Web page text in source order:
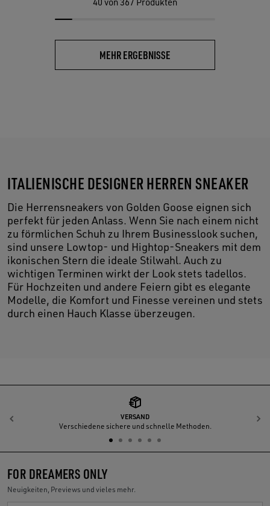
MEHR ERGEBNISSE
ITALIENISCHE DESIGNER HERREN SNEAKER
Die Herrensneakers von Golden Goose eignen sich
perfekt für jeden Anlass. Wenn Sie nach einem nicht
zu förmlichen Schuh zu Ihrem Businesslook suchen,
sind unsere Lowtop- und Hightop-Sneakers mit dem
ikonischen Stern die ideale Stilwahl. Auch zu
wichtigen Terminen wirkt der Look stets tadellos.
Für Hochzeiten und andere Feiern gibt es elegante
Modelle, die Komfort und Finesse vereinen und stets
durch einen Hauch Klasse überzeugen.
VERSAND
Verschiedene sichere und schnelle Methoden.
Zurück
FOR DREAMERS ONLY
Neuigkeiten, Previews und vieles mehr.